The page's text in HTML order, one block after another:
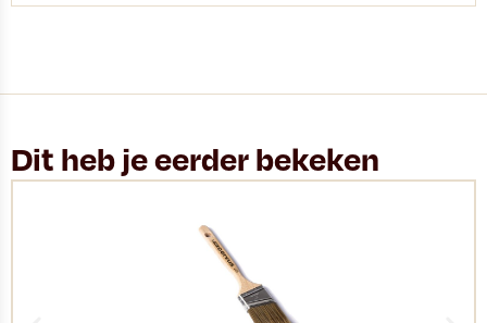
Dit heb je eerder bekeken